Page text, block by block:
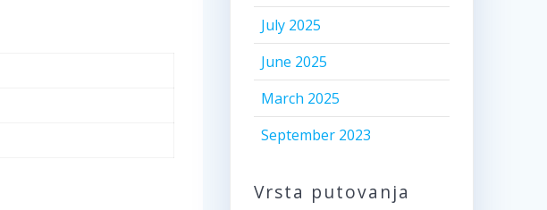
July 2025
June 2025
March 2025
September 2023
Vrsta putovanja